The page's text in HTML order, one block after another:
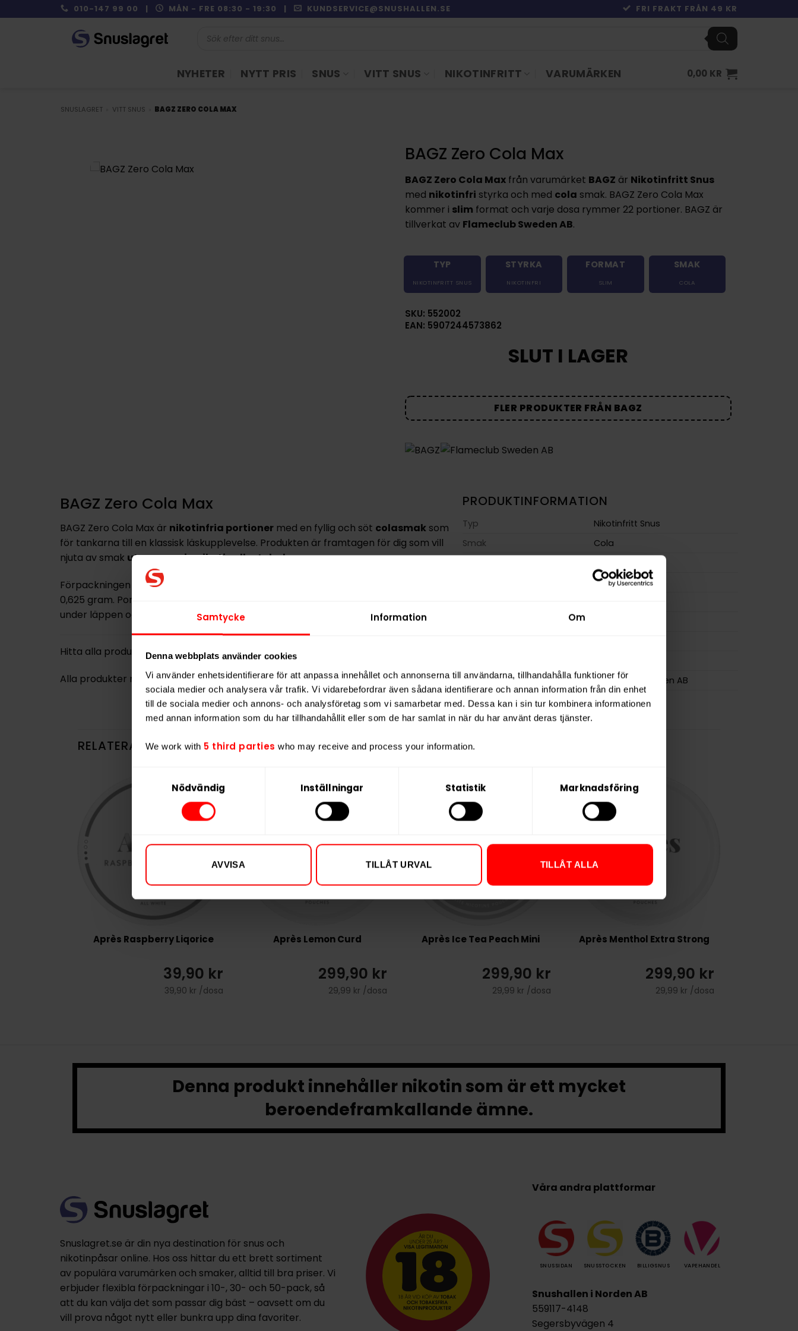
Samtycke Information Om
Denna webbplats använder cookies
Vi använder enhetsidentifierare för att anpassa innehållet och annonserna till användarna, tillhandahålla funktioner för
sociala medier och analysera vår trafik. Vi vidarebefordrar även sådana identifierare och annan information från din enhet
till de sociala medier och annons- och analysföretag som vi samarbetar med. Dessa kan i sin tur kombinera informationen
med annan information som du har tillhandahållit eller som de har samlat in när du har använt deras tjänster.
We work with 5 third parties who may receive and process your information.
Nödvändig Inställningar Statistik Marknadsföring
AVVISA TILLÅT URVAL TILLÅT ALLA
to
010-147 99 00 | MÅN - FRE 08:30 - 19:30 | KUNDSERVICE@SNUSHALLEN.SE FRI FRAKT FRÅN 49 KR
NYHETER NYTT PRIS SNUS VITT SNUS NIKOTINFRITT VARUMÄRKEN 0,00 KR
SNUSLAGRET VITT SNUS BAGZ ZERO COLA MAX
BAGZ Zero Cola Max
BAGZ Zero Cola Max från varumärket BAGZ är Nikotinfritt Snus
med nikotinfri styrka och med cola smak. BAGZ Zero Cola Max
kommer i slim format och varje dosa rymmer 22 portioner. BAGZ är
tillverkat av Flameclub Sweden AB.
TYP
NIKOTINFRITT SNUS
STYRKA
NIKOTINFRI
FORMAT
SLIM
SMAK
COLA
SKU: 552002
EAN: 5907244573862
SLUT I LAGER
FLER PRODUKTER FRÅN BAGZ
BAGZ Zero Cola Max
BAGZ Zero Cola Max är nikotinfria portionermed en fyllig och söt colasmaksom
för tankarna till en klassisk läskupplevelse. Produkten är framtagen för dig som vill
njuta av smak utan vare sig nikotin eller tobak.
Förpackningen väger14 gram
0,625 gram. Portionerna är utformade för en
under läppen och ger en smakrik upplevelse helt utan nikotin.
Hitta alla produkter frånBAGZ
Alla produkter med smakenCola
PRODUKTINFORMATION
Typ
Nikotinfritt Snus
Smak
Cola
Nikotinfri
Tillverkare
Flameclub Sweden AB
RELATERADE PRODUKTER
Après Raspberry Liqorice
39,90 kr
39,90 kr /dosa
Après Lemon Curd
299,90 kr
29,99 kr /dosa
Après Ice Tea Peach Mini
299,90 kr
29,99 kr /dosa
Après Menthol Extra Strong
299,90 kr
29,99 kr /dosa
Denna produkt innehåller nikotin som är ett mycket
beroendeframkallande ämne.
Snuslagret.se är din nya destination för snus och
nikotinpåsar online. Hos oss hittar du ett brett sortiment
av populära varumärken och smaker, alltid till bra priser. Vi
erbjuder flexibla förpackningar i 10-, 30- och 50-pack, så
att du kan välja det som passar dig bäst – oavsett om du
vill prova något nytt eller bunkra upp dina favoriter.
Våra andra plattformar
SNUSSIDAN SNUSSTOCKEN BILLIGSNUS VAPEHANDEL
Snushallen i Norden AB
559117-4148
Segersbyvägen 4